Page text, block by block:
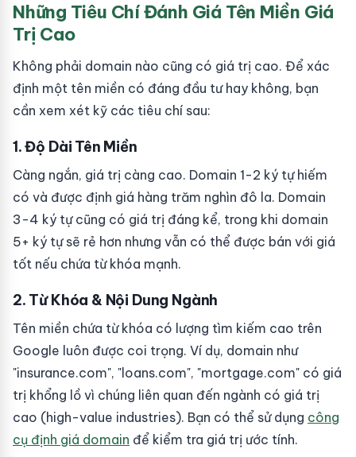
Những Tiêu Chí Đánh Giá Tên Miền Giá
Trị Cao
Không phải domain nào cũng có giá trị cao. Để xác
định một tên miền có đáng đầu tư hay không, bạn
cần xem xét kỹ các tiêu chí sau:
1. Độ Dài Tên Miền
Càng ngắn, giá trị càng cao. Domain 1-2 ký tự hiếm
có và được định giá hàng trăm nghìn đô la. Domain
3-4 ký tự cũng có giá trị đáng kể, trong khi domain
5+ ký tự sẽ rẻ hơn nhưng vẫn có thể được bán với giá
tốt nếu chứa từ khóa mạnh.
2. Từ Khóa & Nội Dung Ngành
Tên miền chứa từ khóa có lượng tìm kiếm cao trên
Google luôn được coi trọng. Ví dụ, domain như
"insurance.com", "loans.com", "mortgage.com" có giá
trị khổng lồ vì chúng liên quan đến ngành có giá trị
cao (high-value industries). Bạn có thể sử dụng công
cụ định giá domain để kiểm tra giá trị ước tính.